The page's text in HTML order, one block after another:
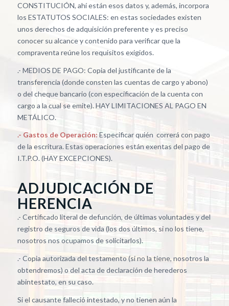
CONSTITUCIÓN, ahí están esos datos y, además, incorpora
los ESTATUTOS SOCIALES: en estas sociedades existen
unos derechos de adquisición preferente y es preciso
conocer su alcance y contenido para verificar que la
compraventa reúne los requisitos exigidos.
.- MEDIOS DE PAGO: Copia del justificante de la
transferencia (donde consten las cuentas de cargo y abono)
o del cheque bancario (con especificación de la cuenta con
cargo a la cual se emite). HAY LIMITACIONES AL PAGO EN
METÁLICO.
.- Gastos de Operación: Especificar quién correrá con pago
de la escritura. Estas operaciones están exentas del pago de
I.T.P.O. (HAY EXCEPCIONES).
ADJUDICACIÓN DE
HERENCIA
.- Certificado literal de defunción, de últimas voluntades y del
registro de seguros de vida (los dos últimos, si no los tiene,
nosotros nos ocupamos de solicitarlos).
.- Copia autorizada del testamento (si no la tiene, nosotros la
obtendremos) o del acta de declaración de herederos
abintestato, en su caso.
Si el causante falleció intestado, y no tienen aún la